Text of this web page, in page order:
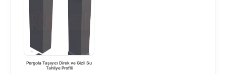
Pergola Taşıyıcı Direk ve Gizli Su
Tahliye Profili